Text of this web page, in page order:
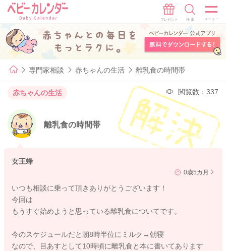
専門家相談 赤ちゃんの生活 離乳食の時間帯
赤ちゃんの生活 閲覧数：337
離乳食の時間帯
女王蜂
0歳5カ月
いつも相談に乗って頂きありがとうございます！
今回は
もうすぐ始めようと思っている離乳食についてです。
今のスケジュールだと朝8時半位にミルク→朝寝
なので、目あすとして10時頃に離乳食と本に書いてあります